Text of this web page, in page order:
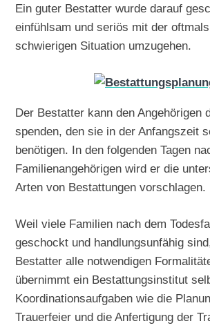
Ein guter Bestatter wurde darauf
einfühlsam und seriös mit der
schwierigen Situation umzugehen.
Der Bestatter kann den Angehörigen
spenden, den sie in der Anfangszeit
benötigen. In den folgenden Tagen
Familienangehörigen wird er die
Arten von Bestattungen vorschlagen.
Weil viele Familien nach dem
geschockt und handlungsunfähig
Bestatter alle notwendigen
übernimmt ein Bestattungsinstitut
Koordinationsaufgaben wie die
Trauerfeier und die Anfertigung der